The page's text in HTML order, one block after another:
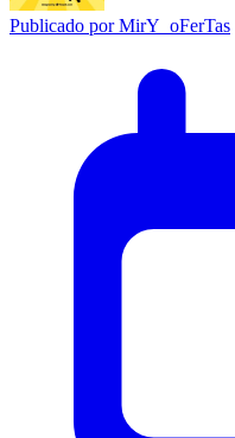
Publicado porMirY_oFerTas